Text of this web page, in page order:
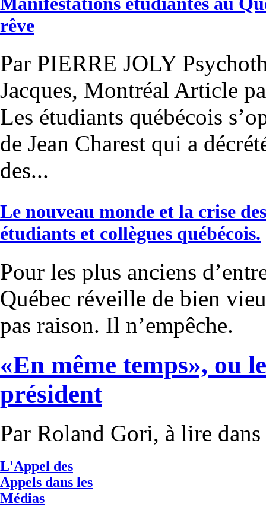
rêve
Par PIERRE JOLY
Jacques, Montréal Article
Les étudiants québécois
de Jean Charest qui a
des...
Le nouveau monde et la crise
étudiants et collègues québécois.
Pour les plus anciens
Québec réveille de bien
pas raison. Il n’empêche.
«En même temps», ou
président
Par Roland Gori, à lire
L'Appel des
Appels dans les
Médias